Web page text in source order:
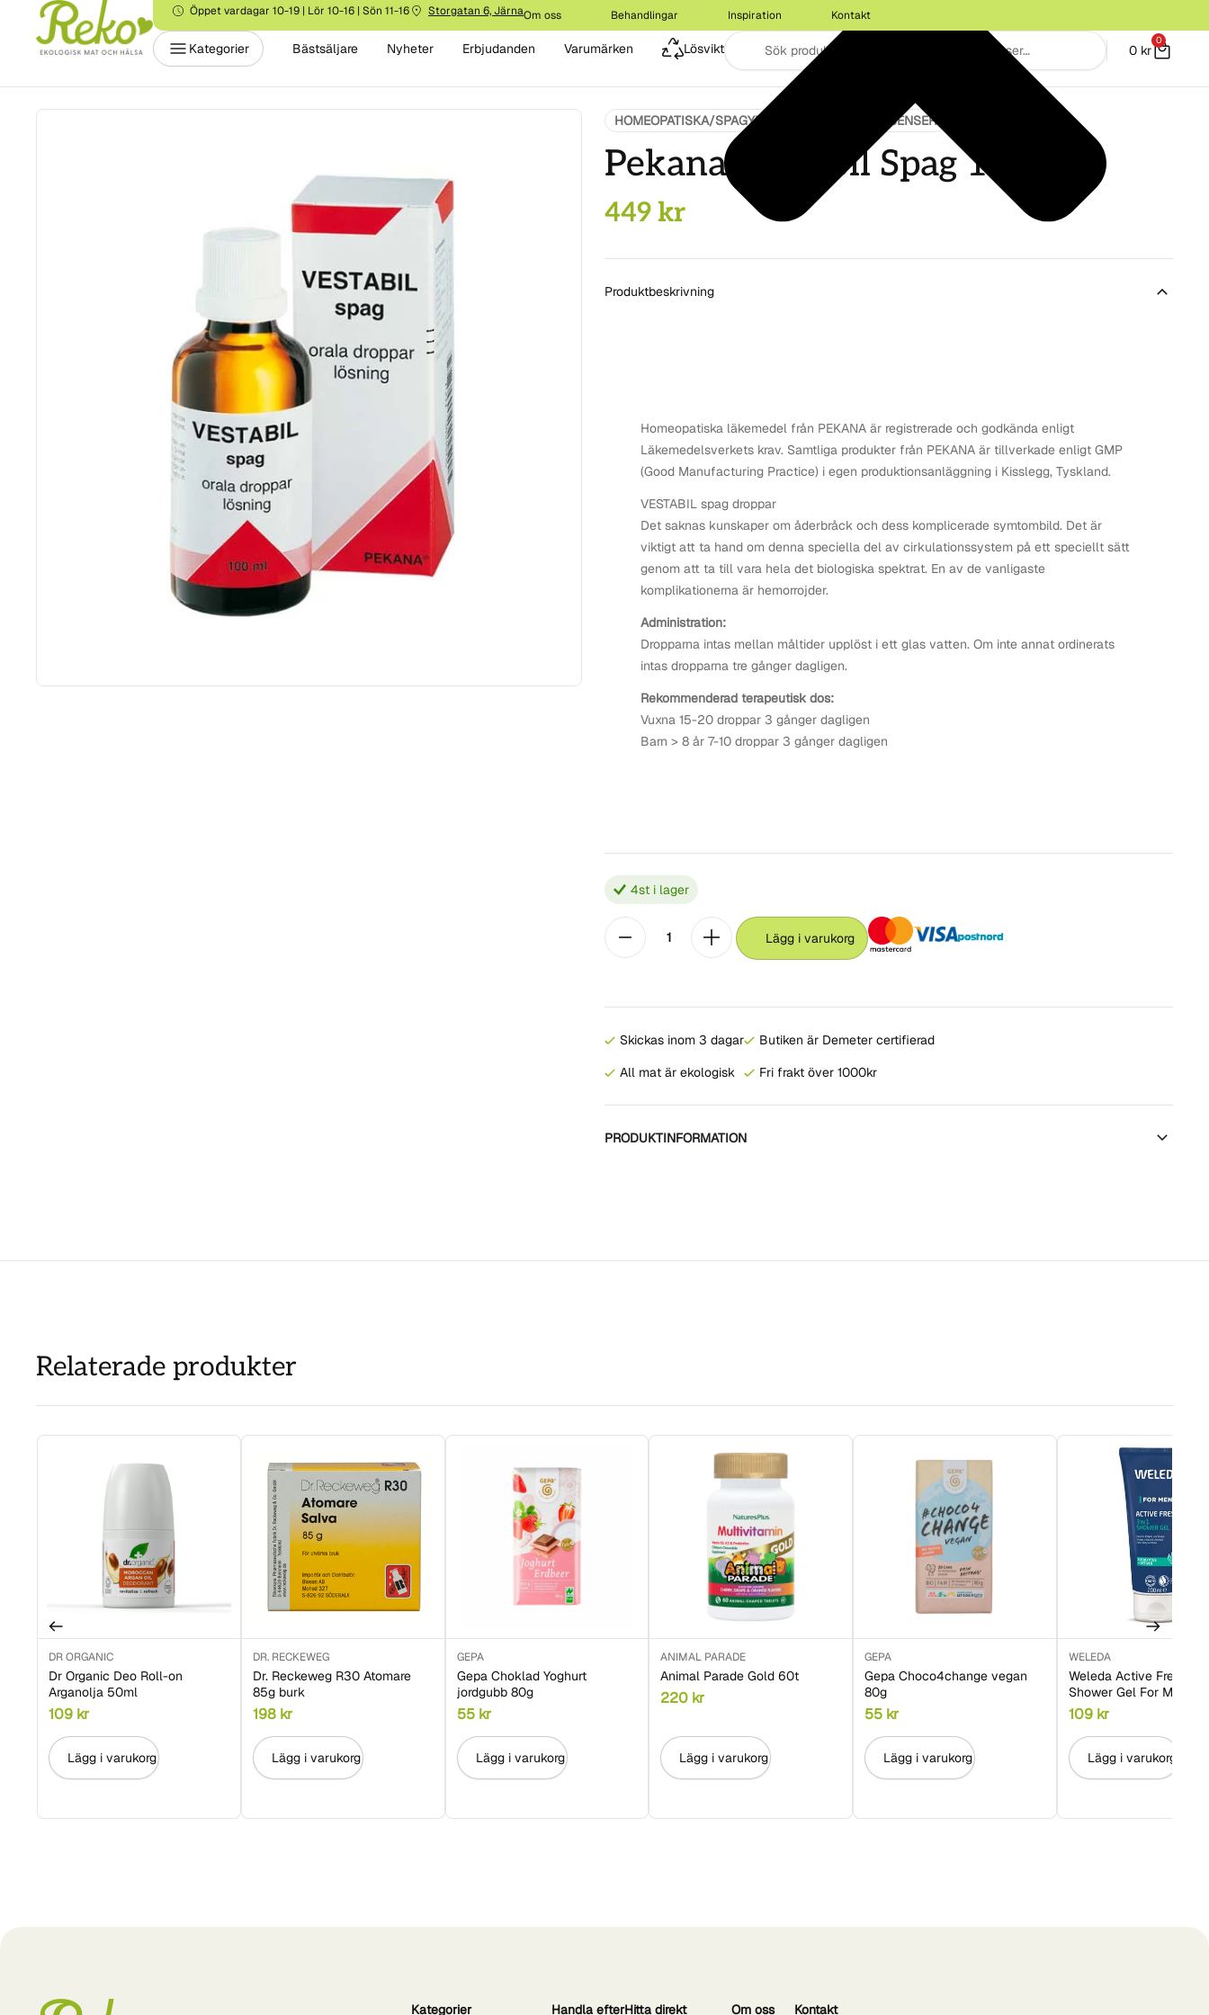
Öppet vardagar 10-19 | Lör 10-16 | Sön 11-16 Storgatan 6, JärnaOm oss Behandlingar Inspiration Kontakt
Kategorier Bästsäljare Nyheter Erbjudanden Varumärken Lösvikt 0 kr
0
HOMEOPATISKA/SPAGYRIK SPAGYRISKA ESSENSER
Pekana Vestabil Spag 100ml
449kr
Produktbeskrivning
Homeopatiska läkemedel från PEKANA är registrerade och godkända enligt
Läkemedelsverkets krav. Samtliga produkter från PEKANA är tillverkade enligt GMP
(Good Manufacturing Practice) i egen produktionsanläggning i Kisslegg, Tyskland.
VESTABIL spag droppar
Det saknas kunskaper om åderbråck och dess komplicerade symtombild. Det är
viktigt att ta hand om denna speciella del av cirkulationssystem på ett speciellt sätt
genom att ta till vara hela det biologiska spektrat. En av de vanligaste
komplikationerna är hemorrojder.
Administration:
Dropparna intas mellan måltider upplöst i ett glas vatten. Om inte annat ordinerats
intas dropparna tre gånger dagligen.
Rekommenderad terapeutisk dos:
Vuxna 15-20 droppar 3 gånger dagligen
Barn > 8 år 7-10 droppar 3 gånger dagligen
4st i lager
Lägg i varukorg
Skickas inom 3 dagar
All mat är ekologisk
Butiken är Demeter certifierad
Fri frakt över 1000kr
PRODUKTINFORMATION
Relaterade produkter
DR ORGANIC
Dr Organic Deo Roll-on
Arganolja 50ml
109 kr
Lägg i varukorg
DR. RECKEWEG
Dr. Reckeweg R30 Atomare
85g burk
198 kr
Lägg i varukorg
GEPA
Gepa Choklad Yoghurt
jordgubb 80g
55 kr
Lägg i varukorg
ANIMAL PARADE
Animal Parade Gold 60t
220 kr
Lägg i varukorg
GEPA
Gepa Choco4change vegan
80g
55 kr
Lägg i varukorg
WELEDA
Weleda Active Fresh
Shower Gel For Men
109 kr
Lägg i varukorg
Kategorier Handla efterHitta direkt Om oss Kontakt